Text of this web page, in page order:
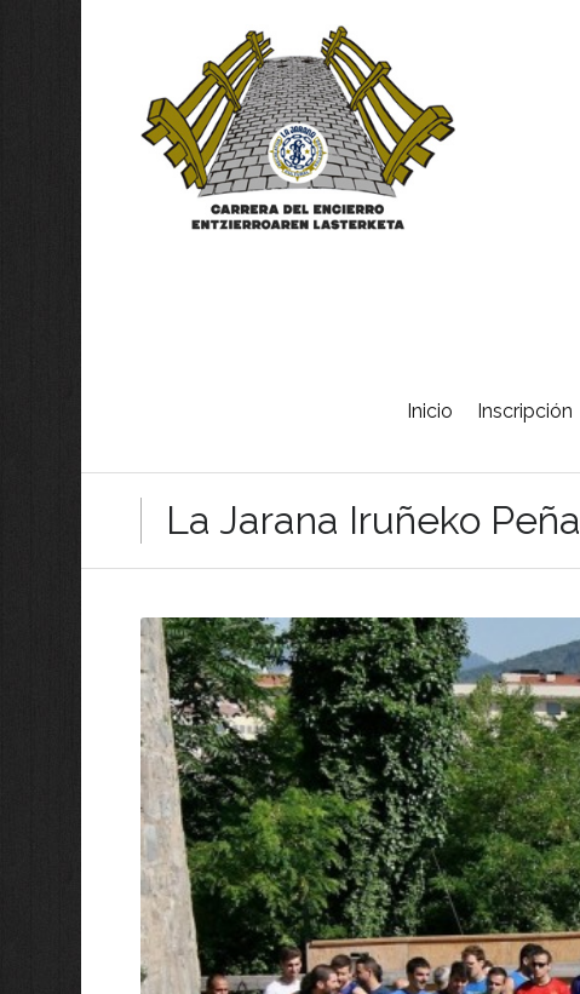
Inicio Inscripción
Skip
content
La Jarana Iruñeko Peña